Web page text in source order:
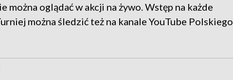
oglądać w akcji na żywo. Wstęp na każde
można śledzić też na kanale YouTube Polskiego